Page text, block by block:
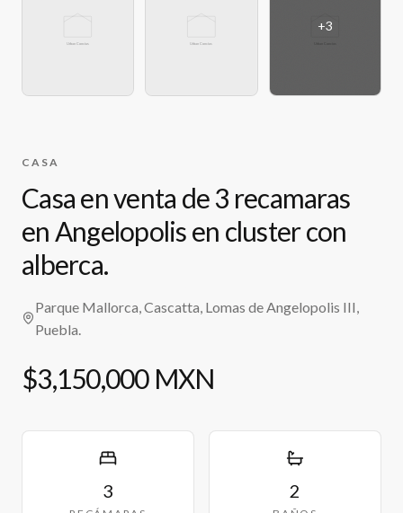
+3
CASA
Casa en venta de 3 recamaras
en Angelopolis en cluster con
alberca.
Parque Mallorca, Cascatta, Lomas de Angelopolis III,
Puebla.
$3,150,000 MXN
3 2